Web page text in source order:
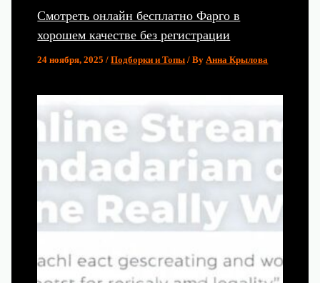
Смотреть онлайн бесплатно Фарго в
хорошем качестве без регистрации
24 ноября, 2025/Подборки и Топы / ByАнна Крылова